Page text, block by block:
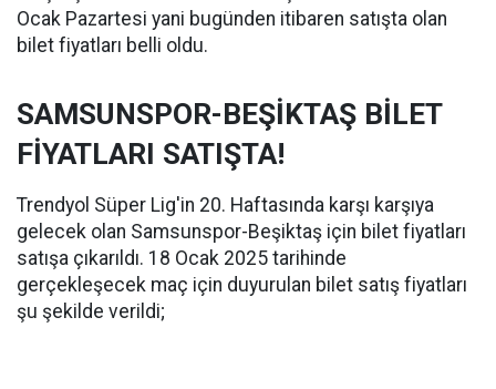
Ocak Pazartesi yani bugünden itibaren satışta olan
bilet fiyatları belli oldu.
SAMSUNSPOR-BEŞİKTAŞ BİLET
FİYATLARI SATIŞTA!
Trendyol Süper Lig'in 20. Haftasında karşı karşıya
gelecek olan Samsunspor-Beşiktaş için bilet fiyatları
satışa çıkarıldı. 18 Ocak 2025 tarihinde
gerçekleşecek maç için duyurulan bilet satış fiyatları
şu şekilde verildi;